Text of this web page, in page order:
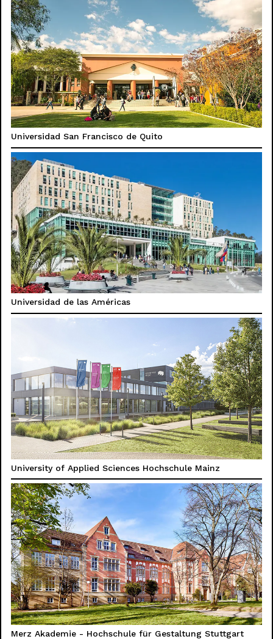
Universidad San Francisco de Quito
Universidad de las Américas
University of Applied Sciences Hochschule Mainz
Merz Akademie - Hochschule für Gestaltung Stuttgart